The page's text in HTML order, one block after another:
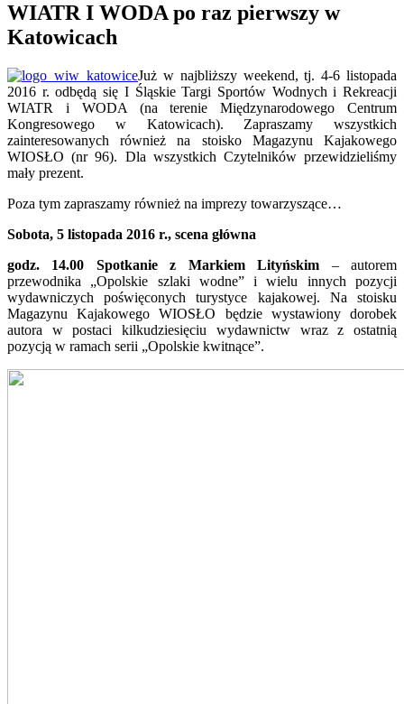
WIATR I WODA po raz pierwszy w
Katowicach
Już w najbliższy weekend, tj. 4-6 listopada
2016 r. odbędą się I Śląskie Targi Sportów Wodnych i Rekreacji
WIATR i WODA (na terenie Międzynarodowego Centrum
Kongresowego w Katowicach). Zapraszamy wszystkich
zainteresowanych również na stoisko Magazynu Kajakowego
WIOSŁO (nr 96). Dla wszystkich Czytelników przewidzieliśmy
mały prezent.
Poza tym zapraszamy również na imprezy towarzyszące…
Sobota, 5 listopada 2016 r., scena główna
godz. 14.00 Spotkanie z Markiem Lityńskim – autorem
przewodnika „Opolskie szlaki wodne” i wielu innych pozycji
wydawniczych poświęconych turystyce kajakowej. Na stoisku
Magazynu Kajakowego WIOSŁO będzie wystawiony dorobek
autora w postaci kilkudziesięciu wydawnictw wraz z ostatnią
pozycją w ramach serii „Opolskie kwitnące”.